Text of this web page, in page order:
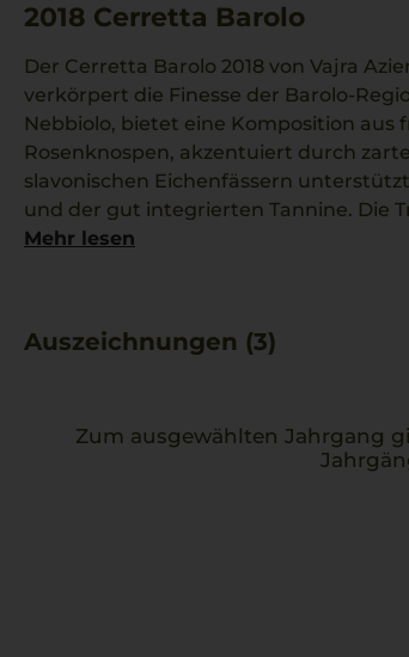
2018 Cerretta Barolo
Der Cerretta Barolo 2018 von Vajra
verkörpert die Finesse der Barolo-
Nebbiolo, bietet eine Komposition aus
Rosenknospen, akzentuiert durch
slavonischen Eichenfässern
und der gut integrierten Tannine. Die
Lagen wie Fossati und Coste de
Mehr lesen
Auszeichnungen (3)
Zum ausgewählten Jahrgang